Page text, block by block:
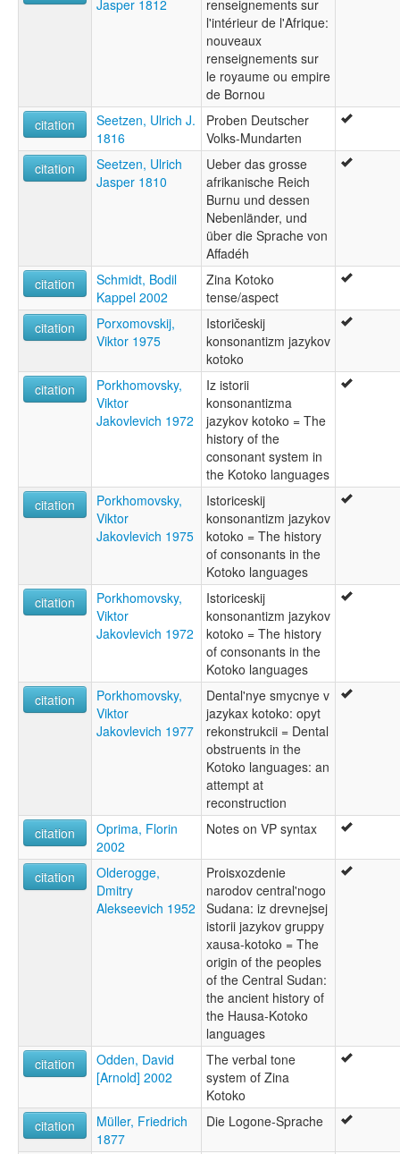
Jasper 1812
renseignements sur
l'intérieur de l'Afrique:
nouveaux
renseignements sur
le royaume ou empire
de Bornou
citation
Seetzen, Ulrich J.
1816
Proben Deutscher
Volks-Mundarten
citation
Seetzen, Ulrich
Jasper 1810
Ueber das grosse
afrikanische Reich
Burnu und dessen
Nebenländer, und
über die Sprache von
Affadéh
citation
Schmidt, Bodil
Kappel 2002
Zina Kotoko
tense/aspect
citation
Porxomovskij,
Viktor 1975
Istoričeskij
konsonantizm jazykov
kotoko
citation
Porkhomovsky,
Viktor
Jakovlevich 1972
Iz istorii
konsonantizma
jazykov kotoko = The
history of the
consonant system in
the Kotoko languages
citation
Porkhomovsky,
Viktor
Jakovlevich 1975
Istoriceskij
konsonantizm jazykov
kotoko = The history
of consonants in the
Kotoko languages
citation
Porkhomovsky,
Viktor
Jakovlevich 1972
Istoriceskij
konsonantizm jazykov
kotoko = The history
of consonants in the
Kotoko languages
citation
Porkhomovsky,
Viktor
Jakovlevich 1977
Dental'nye smycnye v
jazykax kotoko: opyt
rekonstrukcii = Dental
obstruents in the
Kotoko languages: an
attempt at
reconstruction
citation
Oprima, Florin
2002
Notes on VP syntax
citation
Olderogge,
Dmitry
Alekseevich 1952
Proisxozdenie
narodov central'nogo
Sudana: iz drevnejsej
istorii jazykov gruppy
xausa-kotoko = The
origin of the peoples
of the Central Sudan:
the ancient history of
the Hausa-Kotoko
languages
citation
Odden, David
[Arnold] 2002
The verbal tone
system of Zina
Kotoko
citation
Müller, Friedrich
1877
Die Logone-Sprache